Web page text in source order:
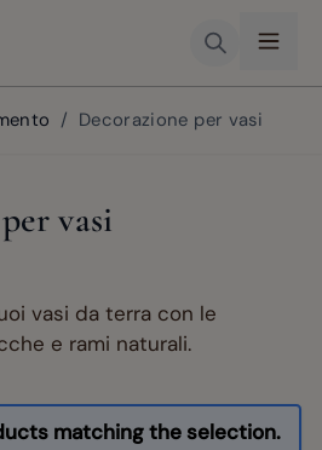
/ Decorazione per vasi
vasi
vasi da terra con le
e rami naturali.
matching the selection.